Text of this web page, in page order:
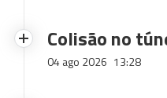
Colisão no
04 ago 2026 13:28